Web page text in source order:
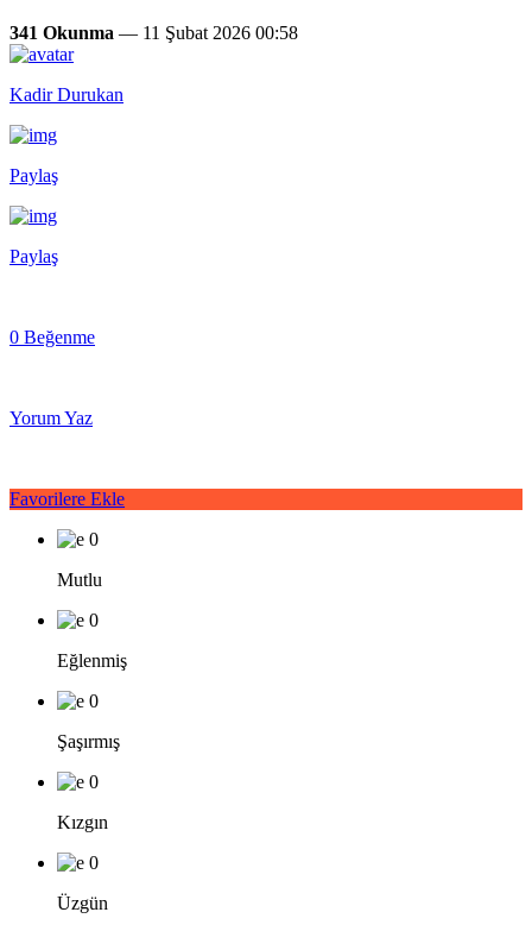
341 Okunma — 11 Şubat 2026 00:58
Kadir Durukan
Paylaş
Paylaş
0 Beğenme
Yorum Yaz
Favorilere Ekle
0
Mutlu
0
Eğlenmiş
0
Şaşırmış
0
Kızgın
0
Üzgün